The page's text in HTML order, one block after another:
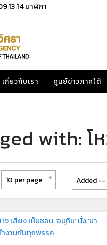
นาฬิกา
เกี่ยวกับเรา ศูนย์ข่าวภาคใต้
with:
10 per page Added
เสียง เห็นชอบ 'อนุทิน' นั่ง 'นา
งานกับทุกพรรค